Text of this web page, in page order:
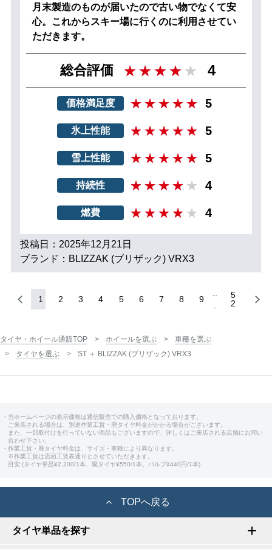
月末製造のものが届いたので古い物でなくて安
心。これからスキー場に行くのに利用させてい
ただきます。
総合評価 4
価格満足度 5
氷上性能 5
雪上性能 5
持続性 4
燃費 4
投稿日：2025年12月21日
ブランド：BLIZZAK (ブリザック) VRX3
1 2 3 4 5 6 7 8 9
5
2
タイヤ・ホイール通販TOP ホイールを選ぶ
車種を選ぶ
タイヤを選ぶ
ST ＋ BLIZZAK (ブリザック) VRX3
・当ホームページの表示価格は通信販売での購入価格となっております。
ご来店される場合は、別途作業工賃・廃タイヤ料金がかかる場合がございます。
また、一部取付けを行っていない商品もございますので、詳しくはご来店される店舗にお問い
合わせ下さい。
・作業工賃・廃タイヤ料金は、サイズ・車種により異なります。
※作業工賃は店頭工賃表通りとさせていただきます。
目安:(タイヤ単品¥2,200/1本、廃タイヤ¥550/1本、バルブ¥440円/1本)
TOPへ戻る
タイヤ単品を探す